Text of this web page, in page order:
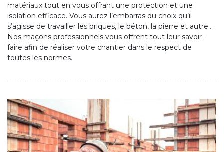
matériaux tout en vous offrant une protection et une
isolation efficace. Vous aurez l’embarras du choix qu’il
s’agisse de travailler les briques, le béton, la pierre et autre…
Nos maçons professionnels vous offrent tout leur savoir-
faire afin de réaliser votre chantier dans le respect de
toutes les normes.